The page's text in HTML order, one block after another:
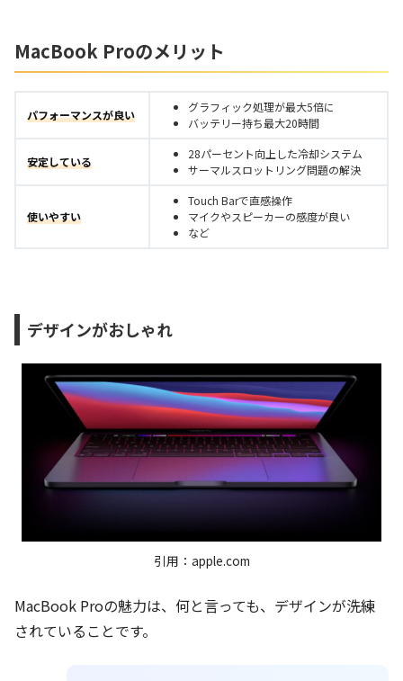
MacBook Proのメリット
パフォーマンスが良い
グラフィック処理が最大5倍に
バッテリー持ち最大20時間
安定している
28パーセント向上した冷却システム
サーマルスロットリング問題の解決
使いやすい
Touch Barで直感操作
マイクやスピーカーの感度が良い
など
デザインがおしゃれ
引用：apple.com
MacBook Proの魅力は、何と言っても、デザインが洗練
されていることです。